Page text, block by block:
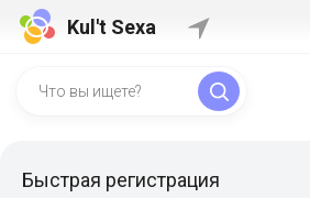
Kul't Sexa
Быстрая регистрация